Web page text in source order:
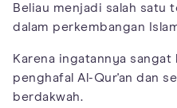
Beliau menjadi salah satu
dalam perkembangan
Karena ingatannya
penghafal Al-Qur'an dan
berdakwah.